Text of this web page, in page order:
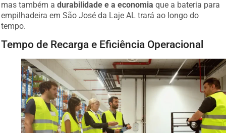
empilhadeira em São José da Laje AL trará ao longo do
tempo.
Tempo de Recarga e Eficiência Operacional